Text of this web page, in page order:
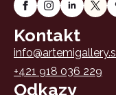
Kontakt
+421 918 036 229
Odkazy